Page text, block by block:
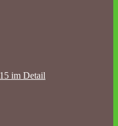
im Detail